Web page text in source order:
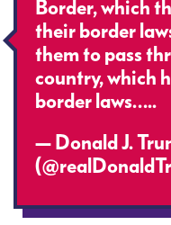
Border, which
their border
them to pass
country, which
border laws…..
— Donald J.